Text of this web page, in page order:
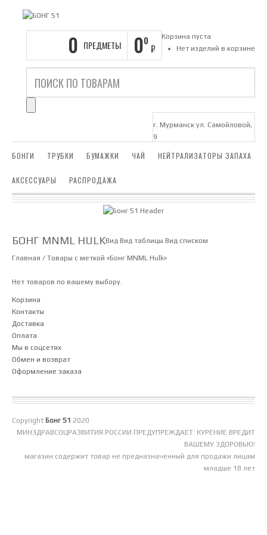
0 ПРЕДМЕТЫ 00
₽
Корзина пуста
Нет изделий в корзине
г. Мурманск ул. Самойловой,
9
БОНГИ ТРУБКИ БУМАЖКИ ЧАЙ НЕЙТРАЛИЗАТОРЫ ЗАПАХА
АКСЕССУАРЫ РАСПРОДАЖА
БОНГ MNML HULKВид Вид таблицы Вид списком
Главная / Товары с меткой «Бонг MNML Hulk»
Нет товаров по вашему выбору.
Корзина
Контакты
Доставка
Оплата
Мы в соцсетях
Обмен и возврат
Оформление заказа
Copyright Бонг 51 2020
МИНЗДРАВСОЦРАЗВИТИЯ РОССИИ ПРЕДУПРЕЖДАЕТ: КУРЕНИЕ ВРЕДИТ
ВАШЕМУ ЗДОРОВЬЮ!
магазин содержит товар не предназначенный для продажи лицам
младше 18 лет